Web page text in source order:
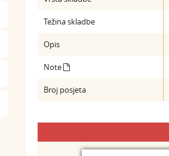
Težina skladbe
Opis
Note
Broj posjeta